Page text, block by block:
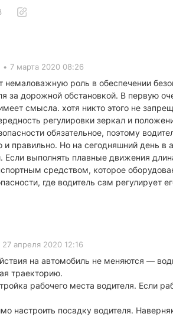
• 7 марта 2020 08:26
немаловажную роль в обеспечении
за дорожной обстановкой. В первую
смысла. хотя никто этого не
регулировки зеркал и
обязательное, поэтому
правильно. Но на сегодняшний день
выполнять плавные движения
средством, которое
где водитель сам регулирует
27 апреля 2020 12:16
на автомобиль не меняются —
траекторию.
рабочего места водителя. Если
настроить посадку водителя.